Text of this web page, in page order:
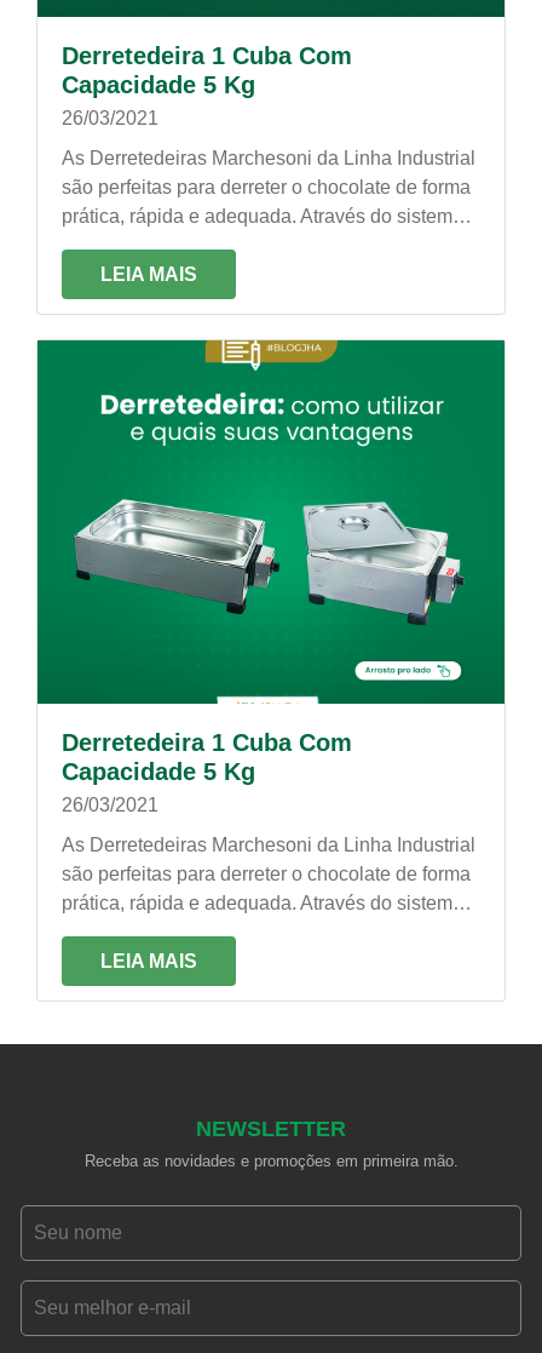
Derretedeira 1 Cuba Com
Capacidade 5 Kg
26/03/2021
As Derretedeiras Marchesoni da Linha Industrial
são perfeitas para derreter o chocolate de forma
prática, rápida e adequada. Através do sistema
de aquecimento em “banho-maria”, conservam a
consistência e o sabor do chocolate.
LEIA MAIS
Derretedeira 1 Cuba Com
Capacidade 5 Kg
26/03/2021
As Derretedeiras Marchesoni da Linha Industrial
são perfeitas para derreter o chocolate de forma
prática, rápida e adequada. Através do sistema
de aquecimento em “banho-maria”, conservam a
consistência e o sabor do chocolate.
LEIA MAIS
NEWSLETTER
Receba as novidades e promoções em primeira mão.